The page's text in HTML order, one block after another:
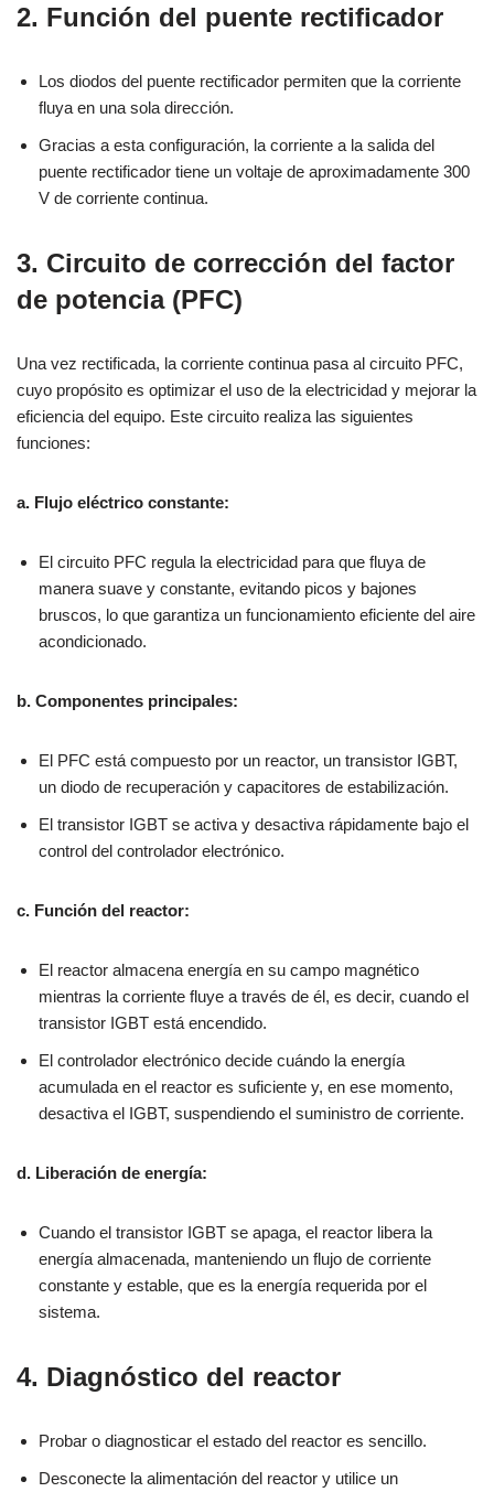
2. Función del puente rectificador
Los diodos del puente rectificador permiten que la corriente
fluya en una sola dirección.
Gracias a esta configuración, la corriente a la salida del
puente rectificador tiene un voltaje de aproximadamente 300
V de corriente continua.
3. Circuito de corrección del factor
de potencia (PFC)
Una vez rectificada, la corriente continua pasa al circuito PFC,
cuyo propósito es optimizar el uso de la electricidad y mejorar la
eficiencia del equipo. Este circuito realiza las siguientes
funciones:
a. Flujo eléctrico constante:
El circuito PFC regula la electricidad para que fluya de
manera suave y constante, evitando picos y bajones
bruscos, lo que garantiza un funcionamiento eficiente del aire
acondicionado.
b. Componentes principales:
El PFC está compuesto por un reactor, un transistor IGBT,
un diodo de recuperación y capacitores de estabilización.
El transistor IGBT se activa y desactiva rápidamente bajo el
control del controlador electrónico.
c. Función del reactor:
El reactor almacena energía en su campo magnético
mientras la corriente fluye a través de él, es decir, cuando el
transistor IGBT está encendido.
El controlador electrónico decide cuándo la energía
acumulada en el reactor es suficiente y, en ese momento,
desactiva el IGBT, suspendiendo el suministro de corriente.
d. Liberación de energía:
Cuando el transistor IGBT se apaga, el reactor libera la
energía almacenada, manteniendo un flujo de corriente
constante y estable, que es la energía requerida por el
sistema.
4. Diagnóstico del reactor
Probar o diagnosticar el estado del reactor es sencillo.
Desconecte la alimentación del reactor y utilice un